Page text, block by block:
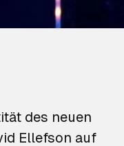
des neuen
Ellefson auf